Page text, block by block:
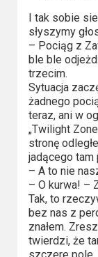
2021
2020
2019
2018
2016
2017
2015
2014
I tak sobie
słyszymy
– Pociąg z
ble ble
trzecim.
Sytuacja
żadnego
teraz, ani w
„Twilight
stronę
jadącego tam
– A to nie
– O kurwa! –
Tak, to
bez nas z
znałem.
twierdzi, że